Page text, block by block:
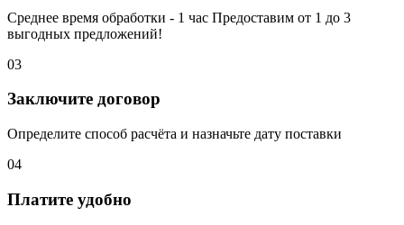
Среднее время обработки - 1 час Предоставим от 1 до 3
выгодных предложений!
03
Заключите договор
Определите способ расчёта и назначьте дату поставки
04
Платите удобно